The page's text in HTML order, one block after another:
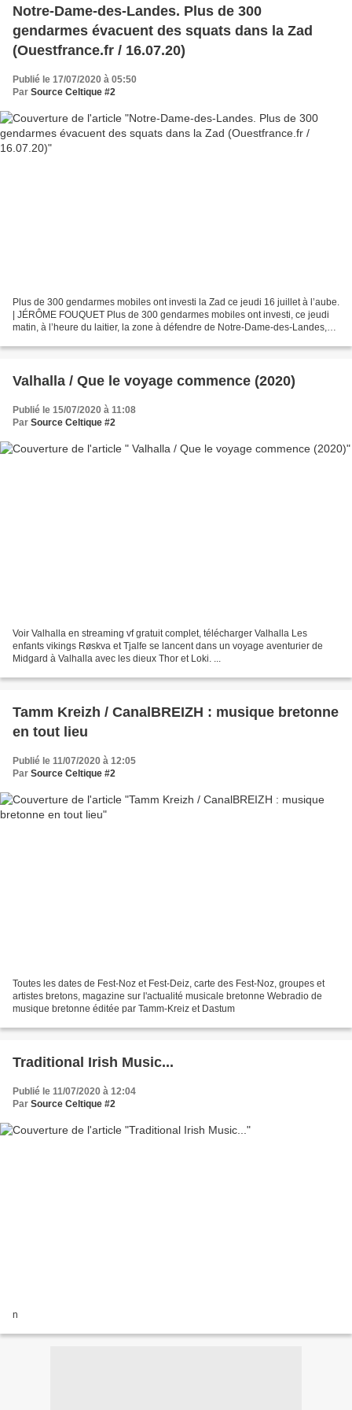
Notre-Dame-des-Landes. Plus de 300
gendarmes évacuent des squats dans la Zad
(Ouestfrance.fr / 16.07.20)
Publié le 17/07/2020 à 05:50
Par Source Celtique #2
Plus de 300 gendarmes mobiles ont investi la Zad ce jeudi 16 juillet à l’aube.
| JÉRÔME FOUQUET Plus de 300 gendarmes mobiles ont investi, ce jeudi
matin, à l’heure du laitier, la zone à défendre de Notre-Dame-des-Landes,
Valhalla / Que le voyage commence (2020)
Publié le 15/07/2020 à 11:08
Par Source Celtique #2
Voir Valhalla en streaming vf gratuit complet, télécharger Valhalla Les
enfants vikings Røskva et Tjalfe se lancent dans un voyage aventurier de
Midgard à Valhalla avec les dieux Thor et Loki. ...
Tamm Kreizh / CanalBREIZH : musique bretonne
en tout lieu
Publié le 11/07/2020 à 12:05
Par Source Celtique #2
Toutes les dates de Fest-Noz et Fest-Deiz, carte des Fest-Noz, groupes et
artistes bretons, magazine sur l'actualité musicale bretonne Webradio de
musique bretonne éditée par Tamm-Kreiz et Dastum
Traditional Irish Music...
Publié le 11/07/2020 à 12:04
Par Source Celtique #2
n